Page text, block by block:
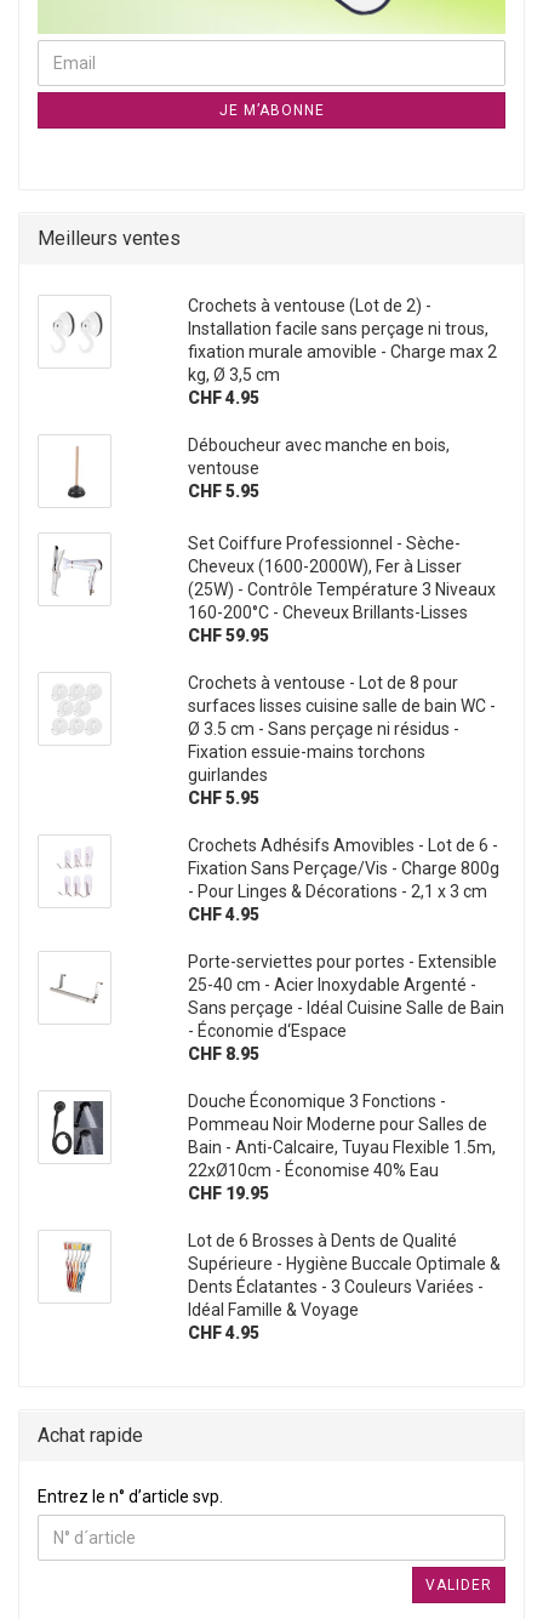
JE M’ABONNE
Meilleurs ventes
Crochets à ventouse (Lot de 2) -
Installation facile sans perçage ni trous,
fixation murale amovible - Charge max 2
kg, Ø 3,5 cm
CHF 4.95
Déboucheur avec manche en bois,
ventouse
CHF 5.95
Set Coiffure Professionnel - Sèche-
Cheveux (1600-2000W), Fer à Lisser
(25W) - Contrôle Température 3 Niveaux
160-200°C - Cheveux Brillants-Lisses
CHF 59.95
Crochets à ventouse - Lot de 8 pour
surfaces lisses cuisine salle de bain WC -
Ø 3.5 cm - Sans perçage ni résidus -
Fixation essuie-mains torchons
guirlandes
CHF 5.95
Crochets Adhésifs Amovibles - Lot de 6 -
Fixation Sans Perçage/Vis - Charge 800g
- Pour Linges & Décorations - 2,1 x 3 cm
CHF 4.95
Porte-serviettes pour portes - Extensible
25-40 cm - Acier Inoxydable Argenté -
Sans perçage - Idéal Cuisine Salle de Bain
- Économie d‘Espace
CHF 8.95
Douche Économique 3 Fonctions -
Pommeau Noir Moderne pour Salles de
Bain - Anti-Calcaire, Tuyau Flexible 1.5m,
22xØ10cm - Économise 40% Eau
CHF 19.95
Lot de 6 Brosses à Dents de Qualité
Supérieure - Hygiène Buccale Optimale &
Dents Éclatantes - 3 Couleurs Variées -
Idéal Famille & Voyage
CHF 4.95
Achat rapide
ENTREZ LE N° D’ARTICLE SVP.
Entrez le n° d’article svp.
VALIDER